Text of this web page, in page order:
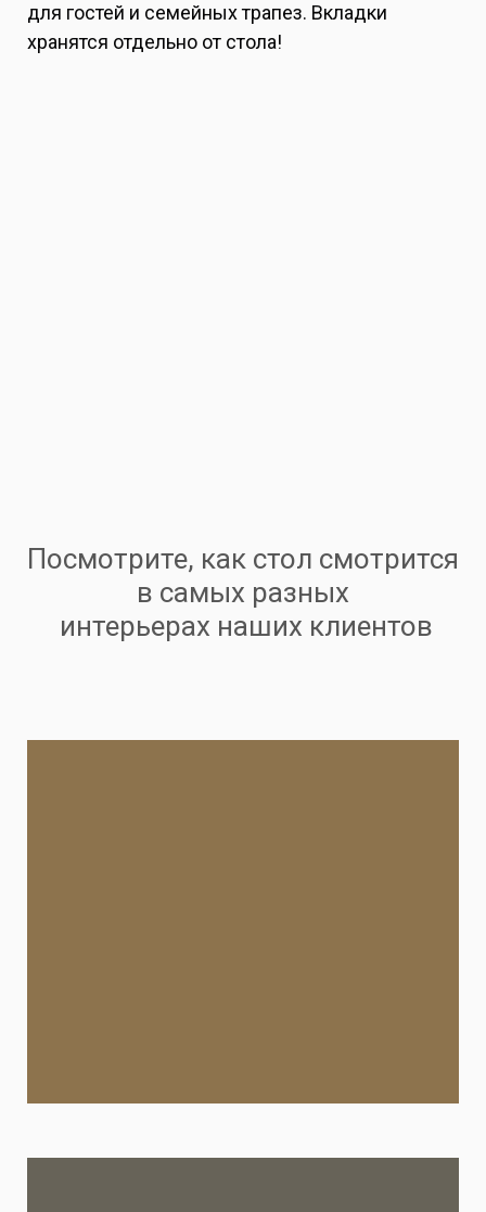
для гостей и семейных трапез. Вкладки
хранятся отдельно от стола!
Посмотрите, как стол смотрится
в самых разных
интерьерах наших клиентов